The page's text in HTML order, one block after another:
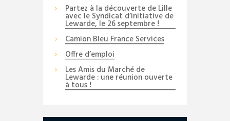
Partez à la découverte de Lille
avec le Syndicat d’initiative de
Lewarde, le 26 septembre !
Camion Bleu France Services
Offre d’emploi
Les Amis du Marché de
Lewarde : une réunion ouverte
à tous !